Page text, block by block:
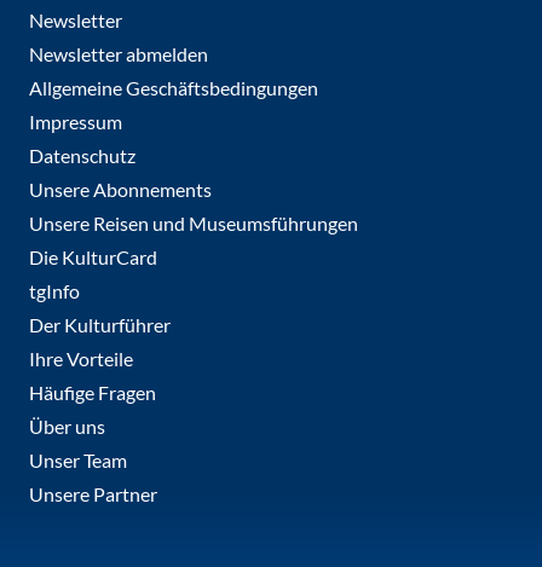
Newsletter
Newsletter abmelden
Allgemeine Geschäftsbedingungen
Impressum
Datenschutz
Unsere Abonnements
Unsere Reisen und Museumsführungen
Die KulturCard
tgInfo
Der Kulturführer
Ihre Vorteile
Häufige Fragen
Über uns
Unser Team
Unsere Partner